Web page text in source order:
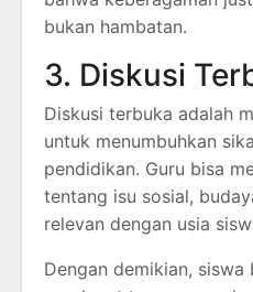
bukan hambatan.
3. Diskusi
Diskusi terbuka adalah
untuk menumbuhkan
pendidikan. Guru bisa
tentang isu sosial,
relevan dengan usia
Dengan demikian,